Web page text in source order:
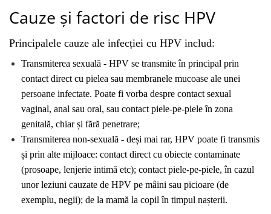
Cauze și factori de risc HPV
Principalele cauze ale infecției cu HPV includ:
Transmiterea sexuală - HPV se transmite în principal prin
contact direct cu pielea sau membranele mucoase ale unei
persoane infectate. Poate fi vorba despre contact sexual
vaginal, anal sau oral, sau contact piele-pe-piele în zona
genitală, chiar și fără penetrare;
Transmiterea non-sexuală - deși mai rar, HPV poate fi transmis
și prin alte mijloace: contact direct cu obiecte contaminate
(prosoape, lenjerie intimă etc); contact piele-pe-piele, în cazul
unor leziuni cauzate de HPV pe mâini sau picioare (de
exemplu, negii); de la mamă la copil în timpul nașterii.